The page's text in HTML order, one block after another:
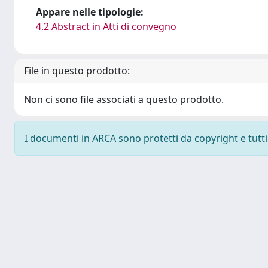
Appare nelle tipologie:
4.2 Abstract in Atti di convegno
File in questo prodotto:
Non ci sono file associati a questo prodotto.
I documenti in ARCA sono protetti da copyright e